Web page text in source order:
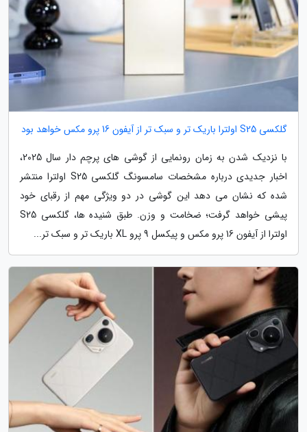
گلکسی S25 اولترا باریک تر و سبک تر از آیفون 16 پرو مکس خواهد بود
با نزدیک شدن به زمان رونمایی از گوشی های پرچم دار سال 2025،
اخبار جدیدی درباره مشخصات سامسونگ گلکسی S25 اولترا منتشر
شده که نشان می دهد این گوشی در دو ویژگی مهم از رقبای خود
پیشی خواهد گرفت؛ ضخامت و وزن. طبق شنیده ها، گلکسی S25
اولترا از آیفون 16 پرو مکس و پیکسل 9 پرو XL باریک تر و سبک تر...